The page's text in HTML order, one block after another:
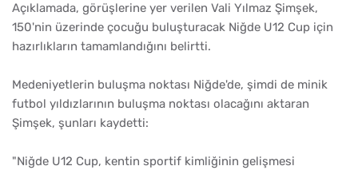
Açıklamada, görüşlerine yer verilen Vali Yılmaz Şimşek,
150'nin üzerinde çocuğu buluşturacak Niğde U12 Cup için
hazırlıkların tamamlandığını belirtti.
Medeniyetlerin buluşma noktası Niğde'de, şimdi de minik
futbol yıldızlarının buluşma noktası olacağını aktaran
Şimşek, şunları kaydetti:
"Niğde U12 Cup, kentin sportif kimliğinin gelişmesi